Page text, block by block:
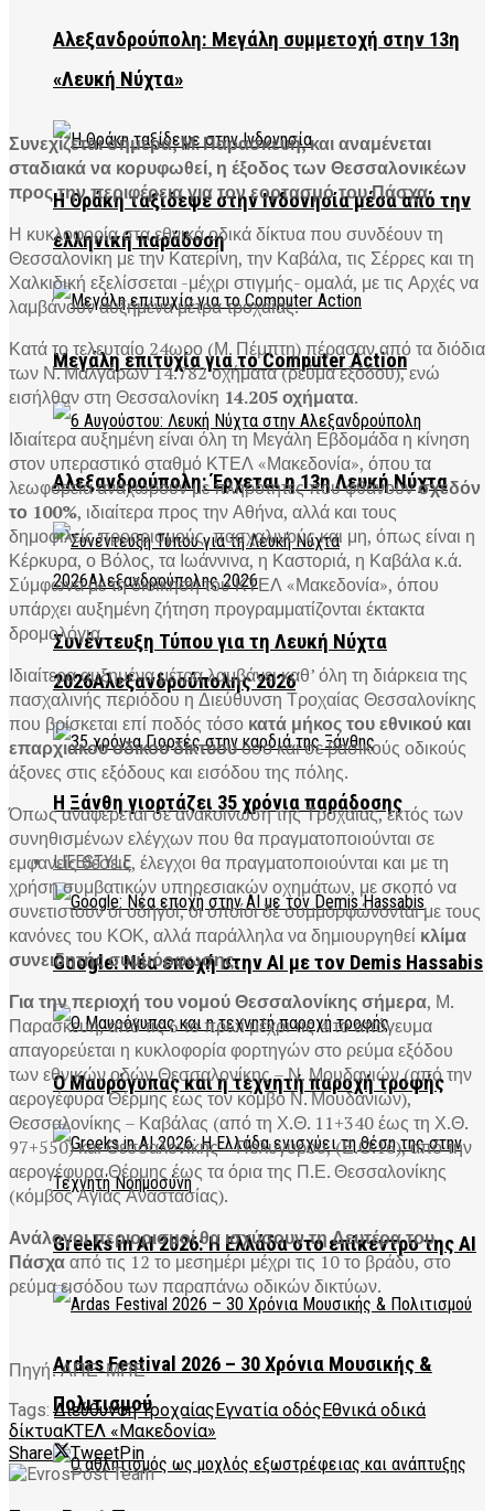
Αλεξανδρούπολη: Μεγάλη συμμετοχή στην 13η
«Λευκή Νύχτα»
Η Θράκη ταξίδεψε στην Ινδονησία μέσα από την
ελληνική παράδοση
Μεγάλη επιτυχία για το Computer Action
Αλεξανδρούπολη: Έρχεται η 13η Λευκή Νύχτα
Συνέντευξη Τύπου για τη Λευκή Νύχτα
2026Αλεξανδρούπολης 2026
Η Ξάνθη γιορτάζει 35 χρόνια παράδοσης
LIFESTYLE
Google: Νέα εποχή στην AI με τον Demis Hassabis
Ο Μαυρόγυπας και η τεχνητή παροχή τροφής
Greeks in AI 2026: Η Ελλάδα στο επίκεντρο της AI
Ardas Festival 2026 – 30 Χρόνια Μουσικής &
Πολιτισμού
Συνεχίζεται σήμερα, Μ. Παρασκευή, και αναμένεται
σταδιακά να κορυφωθεί, η έξοδος των Θεσσαλονικέων
προς την περιφέρεια για τον εορτασμό του Πάσχα.
Η κυκλοφορία στα εθνικά οδικά δίκτυα που συνδέουν τη
Θεσσαλονίκη με την Κατερίνη, την Καβάλα, τις Σέρρες και τη
Χαλκιδική εξελίσσεται -μέχρι στιγμής- ομαλά, με τις Αρχές να
λαμβάνουν αυξημένα μέτρα τροχαίας.
Κατά το τελευταίο 24ωρο (Μ. Πέμπτη) πέρασαν από τα διόδια
των Ν. Μαλγάρων 14.782 οχήματα (ρεύμα εξόδου), ενώ
εισήλθαν στη Θεσσαλονίκη 14.205 οχήματα.
Ιδιαίτερα αυξημένη είναι όλη τη Μεγάλη Εβδομάδα η κίνηση
στον υπεραστικό σταθμό ΚΤΕΛ «Μακεδονία», όπου τα
λεωφορεία αναχωρούν με πληρότητες που φθάνουνσχεδόν
το 100%, ιδιαίτερα προς την Αθήνα, αλλά και τους
δημοφιλείς προορισμούς, πασχαλινούς και μη, όπως είναι η
Κέρκυρα, ο Βόλος, τα Ιωάννινα, η Καστοριά, η Καβάλα κ.ά.
Σύμφωνα με τη διοίκηση του ΚΤΕΛ «Μακεδονία», όπου
υπάρχει αυξημένη ζήτηση προγραμματίζονται έκτακτα
δρομολόγια.
Ιδιαίτερα αυξημένα μέτρα λαμβάνει καθ’ όλη τη διάρκεια της
πασχαλινής περιόδου η Διεύθυνση Τροχαίας Θεσσαλονίκης
που βρίσκεται επί ποδός τόσο κατά μήκος του εθνικού και
επαρχιακού οδικού δικτύουόσο και σε βασικούς οδικούς
άξονες στις εξόδους και εισόδου της πόλης.
Όπως αναφέρεται σε ανακοίνωση της Τροχαίας, εκτός των
συνηθισμένων ελέγχων που θα πραγματοποιούνται σε
εμφανείς θέσεις, έλεγχοι θα πραγματοποιούνται και με τη
χρήση συμβατικών υπηρεσιακών οχημάτων, με σκοπό να
συνετιστούν οι οδηγοί, οι οποίοι δε συμμορφώνονται με τους
κανόνες του ΚΟΚ, αλλά παράλληλα να δημιουργηθεί κλίμα
συνειδητής συμμόρφωσης.
Για την περιοχή του νομού Θεσσαλονίκης σήμερα, Μ.
Παρασκευή, από τις 6 το πρωί μέχρι τις 4 το απόγευμα
απαγορεύεται η κυκλοφορία φορτηγών στο ρεύμα εξόδου
των εθνικών οδών Θεσσαλονίκης – Ν. Μουδανιών (από την
αερογέφυρα Θέρμης έως τον κόμβο Ν. Μουδανιών),
Θεσσαλονίκης – Καβάλας (από τη Χ.Θ. 11+340 έως τη Χ.Θ.
97+550) και Θεσσαλονίκης – Πολυγύρου, (Ε.Ο.16), από την
αερογέφυρα Θέρμης έως τα όρια της Π.Ε. Θεσσαλονίκης
(κόμβος Αγίας Αναστασίας).
Ανάλογοι περιορισμοί θα ισχύσουν τη Δευτέρα του
Πάσχααπό τις 12 το μεσημέρι μέχρι τις 10 το βράδυ, στο
ρεύμα εισόδου των παραπάνω οδικών δικτύων.
Πηγή: ΑΠΕ-ΜΠΕ
Tags: Διεύθυνση ΤροχαίαςΕγνατία οδόςΕθνικά οδικά
δίκτυαΚΤΕΛ «Μακεδονία»
Share
TweetPin